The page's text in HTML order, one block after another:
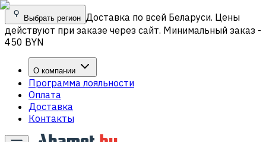
Выбрать регион Доставка по всей Беларуси. Цены
действуют при заказе через сайт. Минимальный заказ -
450 BYN
О компании
Программа лояльности
Оплата
Доставка
Контакты